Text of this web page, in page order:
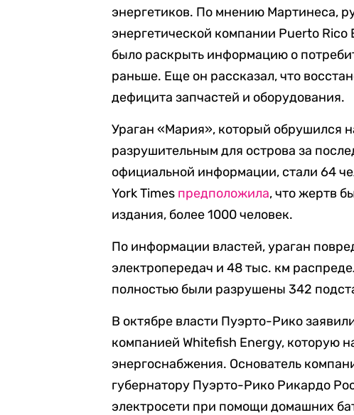
энергетиков. По мнению Мартинеса,
энергетической компании Puerto
было раскрыть информацию о
раньше. Еще он рассказал, что
дефицита запчастей и оборудования.
Ураган «Мария», который обрушился
разрушительным для острова за
официальной информации, стали 64
York Times предположила, что жертв
издания, более 1000 человек.
По информации властей, ураган
электропередач и 48 тыс. км
полностью были разрушены 342
В октябре власти Пуэрто-Рико
компанией Whitefish Energy, которую
энергоснабжения. Основатель
губернатору Пуэрто-Рико Рикардо
электросети при помощи домашних